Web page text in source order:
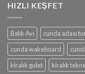
HIZLI KEŞFET
Balık Avı cunda adası
cunda wakeboard
kiralık gulet
kiralık